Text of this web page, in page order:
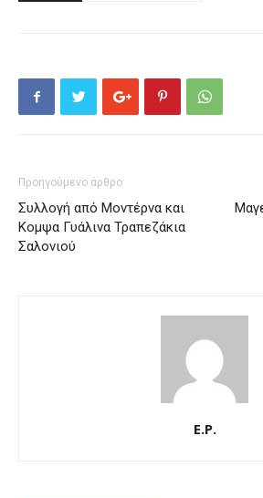
Προηγούμενο άρθρο
Συλλογή από Μοντέρνα και
Κομψα Γυάλινα Τραπεζάκια
Σαλονιού
E.P.